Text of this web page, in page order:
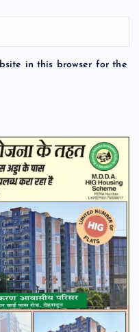
in this browser for the